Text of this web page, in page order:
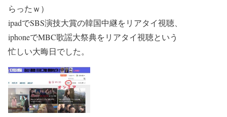
らったｗ）
ipadでSBS演技大賞の韓国中継をリアタイ視聴、
iphoneでMBC歌謡大祭典をリアタイ視聴という
忙しい大晦日でした。